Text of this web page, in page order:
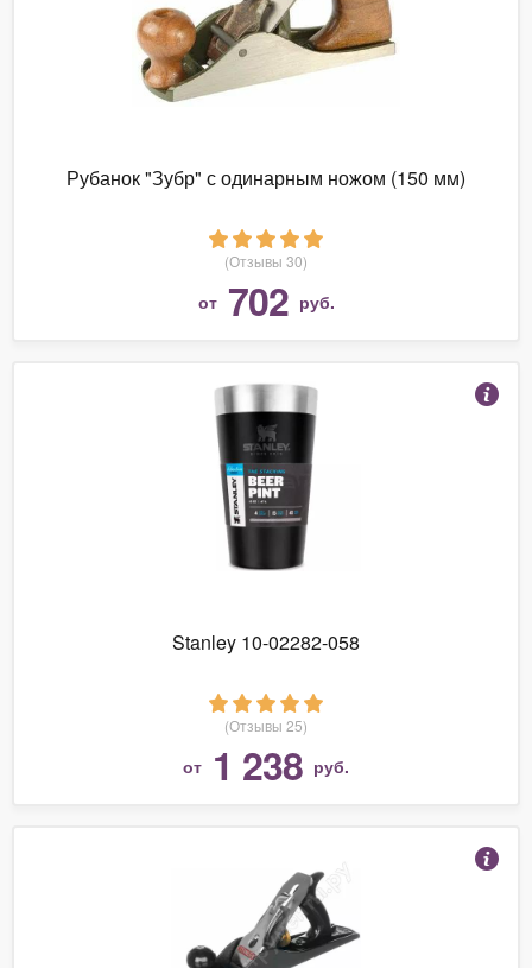
Рубанок "Зубр" с одинарным ножом (150 мм)
(Отзывы 30)
от 702 руб.
Stanley 10-02282-058
(Отзывы 25)
от 1 238 руб.